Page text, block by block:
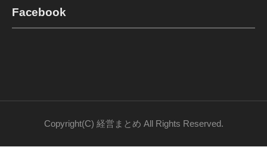
Facebook
Copyright(C) 経営まとめ All Rights Reserved.